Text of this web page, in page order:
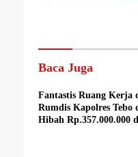
Baca Juga
Fantastis Ruang Kerja
Rumdis Kapolres Tebo
Hibah Rp.357.000.000